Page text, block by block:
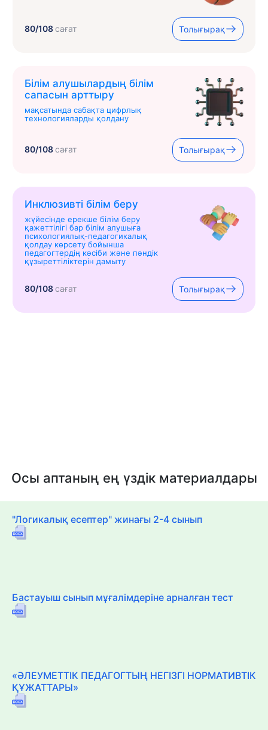
80/108сағат Толығырақ
Білім алушылардың білім
сапасын арттыру
мақсатында сабақта цифрлық
технологияларды қолдану
80/108сағат Толығырақ
Инклюзивті білім беру
жүйесінде ерекше білім беру
қажеттілігі бар білім алушыға
психологиялық-педагогикалық
қолдау көрсету бойынша
педагогтердің кәсіби және пәндік
құзыреттіліктерін дамыту
80/108сағат Толығырақ
Осы аптаның ең үздік материалдары
"Логикалық есептер" жинағы 2-4 сынып
Бастауыш сынып мұғалімдеріне арналған тест
«ӘЛЕУМЕТТІК ПЕДАГОГТЫҢ НЕГІЗГІ НОРМАТИВТІК
ҚҰЖАТТАРЫ»